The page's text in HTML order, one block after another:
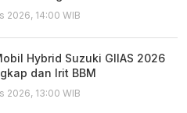
2026, 14:00 WIB
Hybrid Suzuki GIIAS 2026
dan Irit BBM
2026, 13:00 WIB